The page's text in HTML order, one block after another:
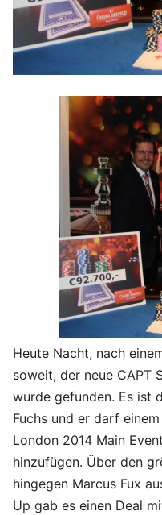
Heute Nacht, nach
soweit, der neue CAPT
wurde gefunden. Es ist
Fuchs und er darf
London 2014 Main
hinzufügen. Über den
hingegen Marcus Fux
Up gab es einen Deal